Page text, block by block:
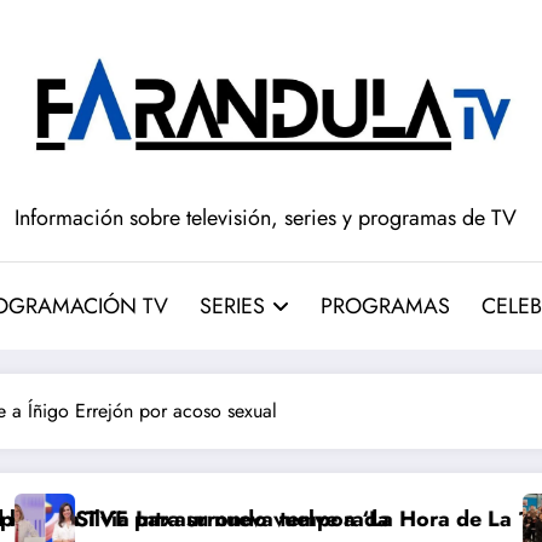
Información sobre televisión, series y programas de TV
TV SERIES PROGRAMAS
a Íñigo Errejón por acoso sexual
temporada
vuelve a ‘La Hora de La 1’ y Aida Bao da el salto a
Adiós a ‘Cine de